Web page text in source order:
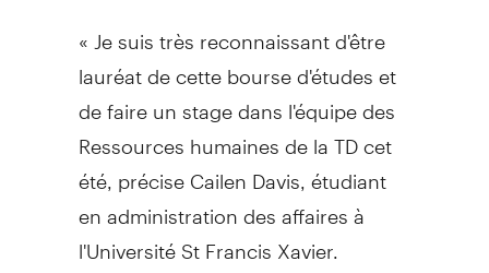
« Je suis très reconnaissant d'être
lauréat de cette bourse d'études et
de faire un stage dans l'équipe des
Ressources humaines de la TD cet
été, préciseCailen Davis , étudiant
en administration des affaires à
l'Université St Francis Xavier.